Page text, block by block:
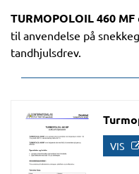
TURMOPOLOIL 460 MF
til anvendelse på
tandhjulsdrev.
VIS